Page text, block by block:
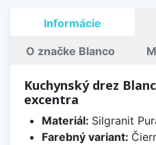
Informácie
O značke Blanco
Kuchynský drez
excentra
Materiál: Silgranit
Farebný variant: